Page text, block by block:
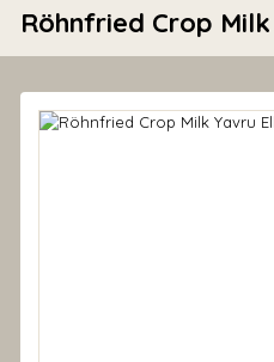
Röhnfried Crop